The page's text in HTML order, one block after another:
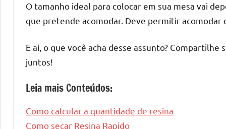
O tamanho ideal para colocar em sua mesa vai
que pretende acomodar. Deve permitir acomodar
E aí, o que você acha desse assunto?
juntos!
Leia mais Conteúdos:
Como calcular a quantidade de resina
Como secar Resina Rapido